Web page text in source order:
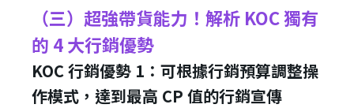
（三）超強帶貨能力！解析 KOC 獨有
的 4 大行銷優勢
KOC 行銷優勢 1：可根據行銷預算調整操
作模式，達到最高 CP 值的行銷宣傳